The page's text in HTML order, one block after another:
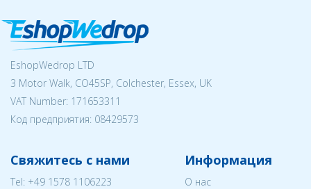
EshopWedrop LTD
3 Motor Walk, CO45SP, Colchester, Essex, UK
VAT Number: 171653311
Код предприятия: 08429573
Свяжитесь с нами
Tel: +49 1578 1106223
Информация
О нас